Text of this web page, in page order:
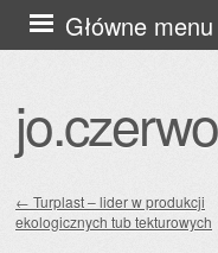
Główne menu
Przejdź
do
Zobacz wpisy
← Turplast – lider w produkcji
ekologicznych tub tekturowych